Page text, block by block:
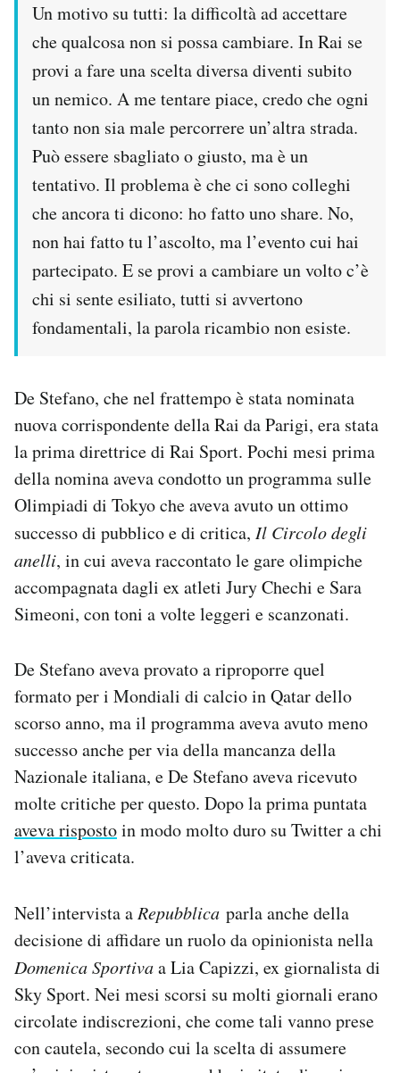
Un motivo su tutti: la difficoltà ad accettare
che qualcosa non si possa cambiare. In Rai se
provi a fare una scelta diversa diventi subito
un nemico. A me tentare piace, credo che ogni
tanto non sia male percorrere un’altra strada.
Può essere sbagliato o giusto, ma è un
tentativo. Il problema è che ci sono colleghi
che ancora ti dicono: ho fatto uno share. No,
non hai fatto tu l’ascolto, ma l’evento cui hai
partecipato. E se provi a cambiare un volto c’è
chi si sente esiliato, tutti si avvertono
fondamentali, la parola ricambio non esiste.
De Stefano, che nel frattempo è stata nominata
nuova corrispondente della Rai da Parigi, era stata
la prima direttrice di Rai Sport. Pochi mesi prima
della nomina aveva condotto un programma sulle
Olimpiadi di Tokyo che aveva avuto un ottimo
successo di pubblico e di critica, Il Circolo degli
anelli, in cui aveva raccontato le gare olimpiche
accompagnata dagli ex atleti Jury Chechi e Sara
Simeoni, con toni a volte leggeri e scanzonati.
De Stefano aveva provato a riproporre quel
formato per i Mondiali di calcio in Qatar dello
scorso anno, ma il programma aveva avuto meno
successo anche per via della mancanza della
Nazionale italiana, e De Stefano aveva ricevuto
molte critiche per questo. Dopo la prima puntata
aveva rispostoin modo molto duro su Twitter a chi
l’aveva criticata.
Nell’intervista aRepubblica parla anche della
decisione di affidare un ruolo da opinionista nella
Domenica Sportivaa Lia Capizzi, ex giornalista di
Sky Sport. Nei mesi scorsi su molti giornali erano
circolate indiscrezioni, che come tali vanno prese
con cautela, secondo cui la scelta di assumere